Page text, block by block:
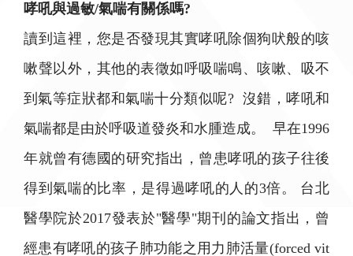
哮吼與過敏/氣喘有關係嗎?
讀到這裡，您是否發現其實哮吼除個狗吠般的咳
嗽聲以外，其他的表徵如呼吸喘鳴、咳嗽、吸不
到氣等症狀都和氣喘十分類似呢? 沒錯，哮吼和
氣喘都是由於呼吸道發炎和水腫造成。 早在1996
年就曾有德國的研究指出，曾患哮吼的孩子往後
得到氣喘的比率，是得過哮吼的人的3倍。 台北
醫學院於2017發表於"醫學"期刊的論文指出，曾
經患有哮吼的孩子肺功能之用力肺活量(forced vit